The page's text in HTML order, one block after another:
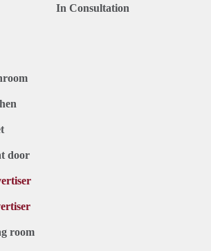
In Consultation
door
room